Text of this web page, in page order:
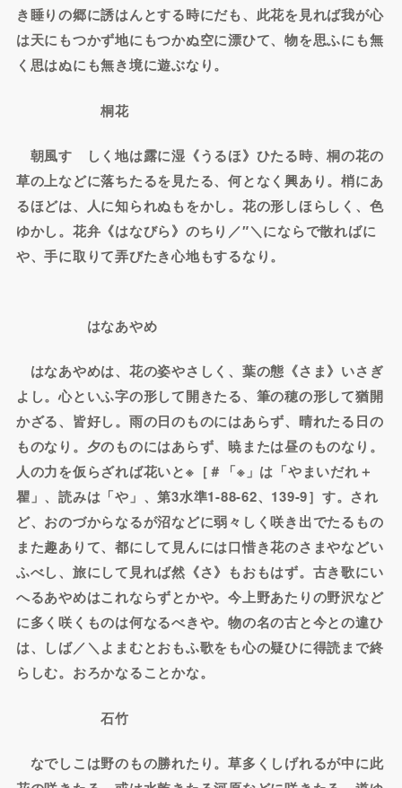
き睡りの郷に誘はんとする時にだも、此花を見れば我が心
は天にもつかず地にもつかぬ空に漂ひて、物を思ふにも無
く思はぬにも無き境に遊ぶなり。
桐花
朝風すゞしく地は露に湿《うるほ》ひたる時、桐の花の
草の上などに落ちたるを見たる、何となく興あり。梢にあ
るほどは、人に知られぬもをかし。花の形しほらしく、色
ゆかし。花弁《はなびら》のちり／″＼にならで散ればに
や、手に取りて弄びたき心地もするなり。
はなあやめ
はなあやめは、花の姿やさしく、葉の態《さま》いさぎ
よし。心といふ字の形して開きたる、筆の穂の形して猶開
かざる、皆好し。雨の日のものにはあらず、晴れたる日の
ものなり。夕のものにはあらず、暁または昼のものなり。
人の力を仮らざれば花いと※［＃「※」は「やまいだれ＋
瞿」、読みは「や」、第3水準1-88-62、139-9］す。され
ど、おのづからなるが沼などに弱々しく咲き出でたるもの
また趣ありて、都にして見んには口惜き花のさまやなどい
ふべし、旅にして見れば然《さ》もおもはず。古き歌にい
へるあやめはこれならずとかや。今上野あたりの野沢など
に多く咲くものは何なるべきや。物の名の古と今との違ひ
は、しば／＼よまむとおもふ歌をも心の疑ひに得読まで終
らしむ。おろかなることかな。
石竹
なでしこは野のもの勝れたり。草多くしげれるが中に此